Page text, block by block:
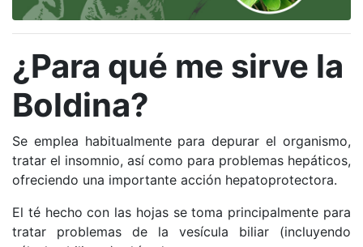
¿Para qué me sirve la
Boldina?
Se emplea habitualmente para depurar el organismo,
tratar el insomnio, así como para problemas hepáticos,
ofreciendo una importante acción hepatoprotectora.
El té hecho con las hojas se toma principalmente para
tratar problemas de la vesícula biliar (incluyendo